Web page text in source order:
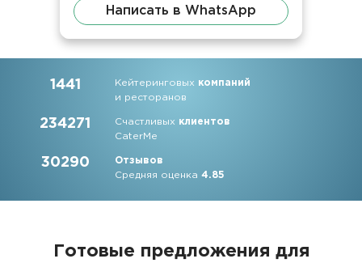
Написать в WhatsApp
1441 Кейтеринговых компаний
и ресторанов
234271 Счастливых клиентов
CaterMe
30290
Отзывов
Средняя оценка4.85
Готовые предложения для